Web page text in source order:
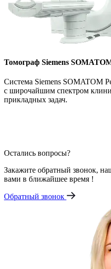
Томограф Siemens
Система Siemens SOMATOM
с широчайшим спектром
прикладных задач.
Остались вопросы?
Закажите обратный звонок,
вами в ближайшее время !
Обратный звонок